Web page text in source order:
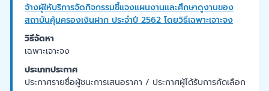
จ้างผู้ให้บริการจัดกิจกรรมชี้แจงแผนงานและศึกษาดูงานของ
สถาบันคุ้มครองเงินฝาก ประจำปี 2562 โดยวิธีเฉพาะเจาะจง
วิธีจัดหา
เฉพาะเจาะจง
ประเภทประกาศ
ประกาศรายชื่อผู้ชนะการเสนอราคา / ประกาศผู้ได้รับการคัดเลือก